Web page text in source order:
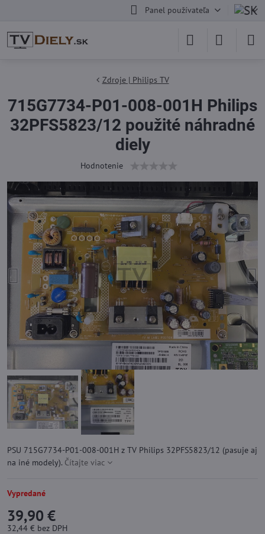
Panel používateľa
Zdroje | Philips TV
715G7734-P01-008-001H Philips
32PFS5823/12 použité náhradné
diely
Hodnotenie
PSU 715G7734-P01-008-001H z TV Philips 32PFS5823/12 (pasuje aj
na iné modely). Čítajte viac
Vypredané
39,90 €
32,44 € bez DPH